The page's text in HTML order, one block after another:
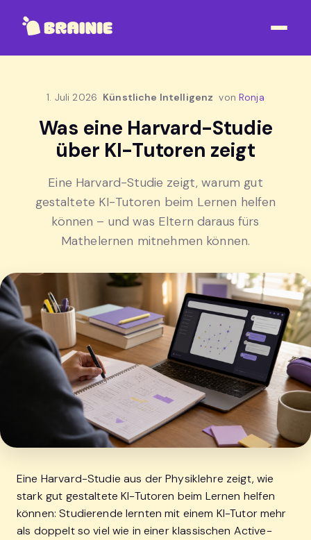
1. Juli 2026 Künstliche Intelligenz von Ronja
Was eine Harvard-Studie
über KI-Tutoren zeigt
Eine Harvard-Studie zeigt, warum gut
gestaltete KI-Tutoren beim Lernen helfen
können – und was Eltern daraus fürs
Mathelernen mitnehmen können.
Eine Harvard-Studie aus der Physiklehre zeigt, wie
stark gut gestaltete KI-Tutoren beim Lernen helfen
können: Studierende lernten mit einem KI-Tutor mehr
als doppelt so viel wie in einer klassischen Active-